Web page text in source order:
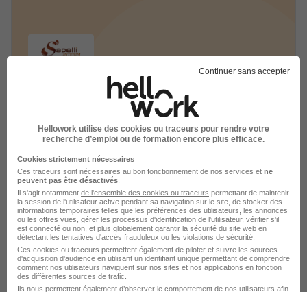
SAPELLI INTERIM recrutement
Recrutement - Placement - Conseils RH
Découvrir
Continuer sans accepter
Hellowork utilise des cookies ou traceurs pour rendre votre
recherche d’emploi ou de formation encore plus efficace.
Cookies strictement nécessaires
Ces traceurs sont nécessaires au bon fonctionnement de nos services et ne
peuvent pas être désactivés
Il s'agit notamment de l'ensemble des cookies ou traceurs permettant de maintenir
la session de l'utilisateur active pendant sa navigation sur le site, de stocker des
informations temporaires telles que les préférences des utilisateurs, les annonces
ou les offres vues, gérer les processus d'identification de l'utilisateur, vérifier s'il
est connecté ou non, et plus globalement garantir la sécurité du site web en
détectant les tentatives d'accès frauduleux ou les violations de sécurité.
Ces cookies ou traceurs permettent également de piloter et suivre les sources
d'acquisition d'audience en utilisant un identifiant unique permettant de comprendre
comment nos utilisateurs naviguent sur nos sites et nos applications en fonction
des différentes sources de trafic.
Ils nous permettent également d’observer le comportement de nos utilisateurs afin